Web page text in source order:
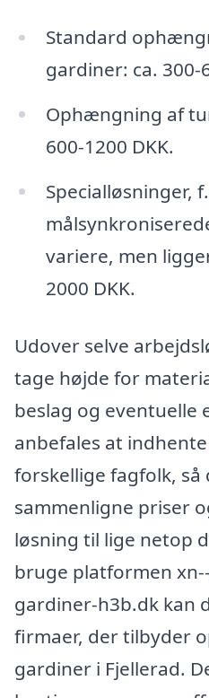
Standard
gardiner: ca. 300-
Ophængning af
600-1200 DKK.
Specialløsninger,
variere, men
2000 DKK.
Udover selve
tage højde for
beslag og eventuelle
anbefales at
forskellige fagfolk, så
sammenligne priser
løsning til lige netop
bruge platformen
gardiner-h3b.dk kan
firmaer, der tilbyder
gardiner i Fjellerad.